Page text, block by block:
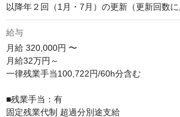
以降年２回（1月・7月）の更新（更新回数に
給与
月給 320,000円 〜
月給32万円～
一律残業手当100,722円/60h分含む
■残業⼿当：有
固定残業代制 超過分別途⽀給